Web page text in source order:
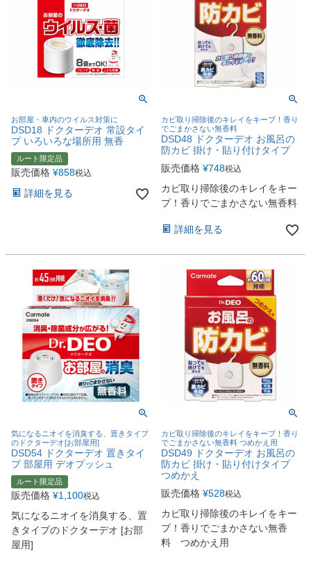
お部屋・車内のウイルス対策に
DSD18 ドクターデオ 常設タイ
プ いろいろな場所用 無香
ルート限定品
販売価格 ¥858税込
詳細を見る
カビ取り掃除後のキレイをキープ！香り
でごまかさない無香料
DSD48 ドクターデオ お風呂の
防カビ 掛け・貼り付けタイプ
販売価格 ¥748税込
カビ取り掃除後のキレイをキー
プ！香りでごまかさない無香料
詳細を見る
気になるニオイを消臭する、置きタイプ
のドクターデオ[お部屋用]
DSD54 ドクターデオ 置きタイ
プ 部屋用 デオプッシュ
ルート限定品
販売価格 ¥1,100税込
気になるニオイを消臭する、置
きタイプのドクターデオ [お部
屋用]
カビ取り掃除後のキレイをキープ！香り
でごまかさない無香料 つめかえ用
DSD49 ドクターデオ お風呂の
防カビ 掛け・貼り付けタイプ
つめかえ
販売価格 ¥528税込
カビ取り掃除後のキレイをキー
プ！香りでごまかさない無香
料 つめかえ用